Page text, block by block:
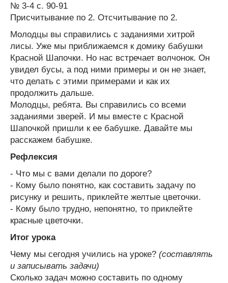
№ 3-4 с. 90-91
Присчитывание по 2. Отсчитывание по 2.
Молодцы вы справились с заданиями хитрой
лисы. Уже мы приближаемся к домику бабушки
Красной Шапочки. Но нас встречает волчонок. Он
увидел бусы, а под ними примеры и он не знает,
что делать с этими примерами и как их
продолжить дальше.
Молодцы, ребята. Вы справились со всеми
заданиями зверей. И мы вместе с Красной
Шапочкой пришли к ее бабушке. Давайте мы
расскажем бабушке.
Рефлексия
- Что мы с вами делали по дороге?
- Кому было понятно, как составить задачу по
рисунку и решить, приклейте желтые цветочки.
- Кому было трудно, непонятно, то приклейте
красные цветочки.
Итог урока
Чему мы сегодня учились на уроке? (составлять
и записывать задачи)
Сколько задач можно составить по одному